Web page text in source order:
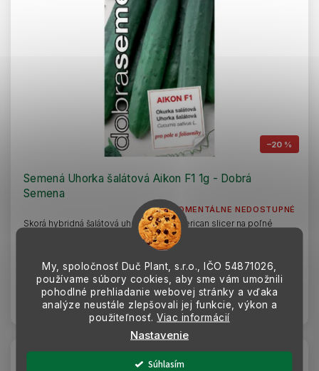
My, spoločnosť Duč Plant, s.r.o., IČO 54871026,
používame súbory cookies, aby sme vám umožnili
pohodlné prehliadanie webovej stránky a vďaka
analýze neustále zlepšovali jej funkcie, výkon a
použiteľnosť.Viac informácií
Nastavenie
Súhlasím
–20 %
Semená Uhorka šalátová Aikon F1 1g - Dobrá
Semena
MOMENTÁLNE NEDOSTUPNÉ
1,83 €
Detail
Skorá hybridná šalátová uhorka typu American slicer na poľné
pestovanie aj do fóliovníkov. Tvorí dlhé, štíhle tmavozelené plody